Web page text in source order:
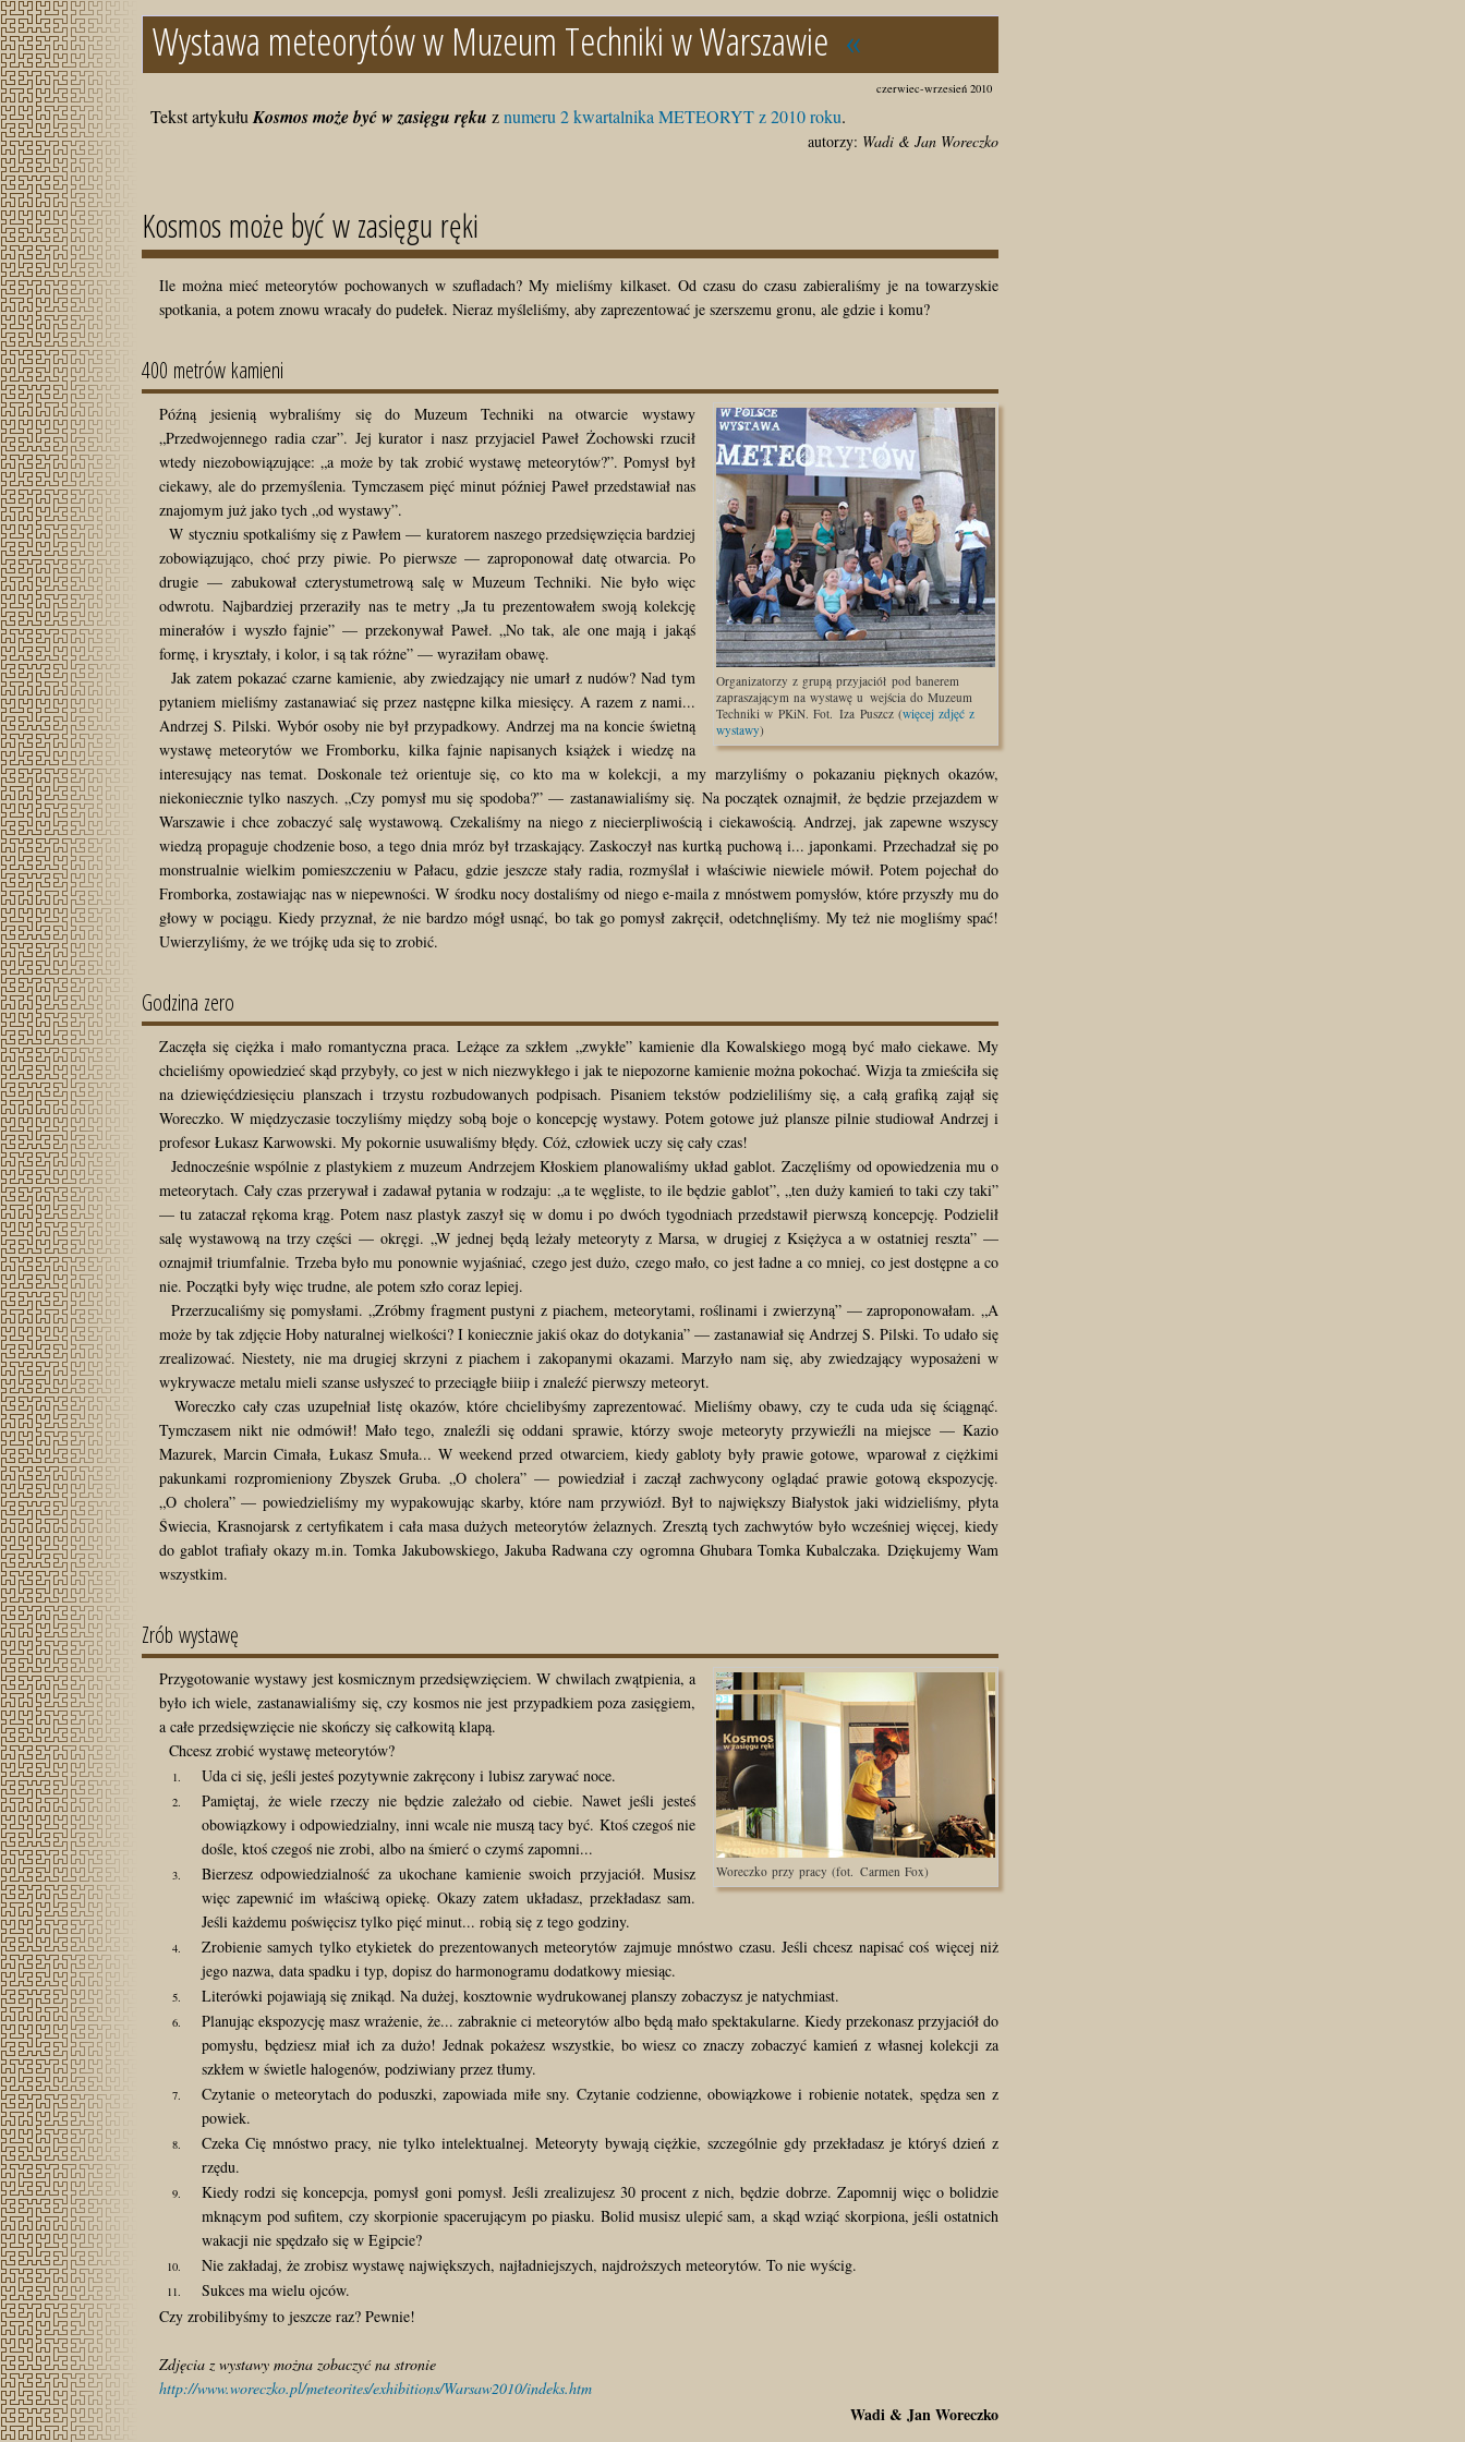
Wystawa meteorytów w Muzeum Techniki w Warszawie «
czerwiec-wrzesień 2010
Tekst artykułu Kosmos może być w zasięgu ręku znumeru 2 kwartalnika METEORYT z 2010 roku.
autorzy: Wadi & Jan Woreczko
Kosmos może być w zasięgu ręki
Ile można mieć meteorytów pochowanych w szufladach? My mieliśmy kilkaset. Od czasu do czasu zabieraliśmy je na towarzyskie
spotkania, a potem znowu wracały do pudełek. Nieraz myśleliśmy, aby zaprezentować je szerszemu gronu, ale gdzie i komu?
400 metrów kamieni
Organizatorzy z grupą przyjaciół pod banerem
zapraszającym na wystawę u wejścia do Muzeum
Techniki w PKiN. Fot. Iza Puszcz (więcej zdjęć z
wystawy)
Późną jesienią wybraliśmy się do Muzeum Techniki na otwarcie wystawy
„Przedwojennego radia czar”. Jej kurator i nasz przyjaciel Paweł Żochowski rzucił
wtedy niezobowiązujące: „a może by tak zrobić wystawę meteorytów?”. Pomysł był
ciekawy, ale do przemyślenia. Tymczasem pięć minut później Paweł przedstawiał nas
znajomym już jako tych „od wystawy”.
W styczniu spotkaliśmy się z Pawłem — kuratorem naszego przedsięwzięcia bardziej
zobowiązująco, choć przy piwie. Po pierwsze — zaproponował datę otwarcia. Po
drugie — zabukował czterystumetrową salę w Muzeum Techniki. Nie było więc
odwrotu. Najbardziej przeraziły nas te metry „Ja tu prezentowałem swoją kolekcję
minerałów i wyszło fajnie” — przekonywał Paweł. „No tak, ale one mają i jakąś
formę, i kryształy, i kolor, i są tak różne” — wyraziłam obawę.
Jak zatem pokazać czarne kamienie, aby zwiedzający nie umarł z nudów? Nad tym
pytaniem mieliśmy zastanawiać się przez następne kilka miesięcy. A razem z nami...
Andrzej S. Pilski. Wybór osoby nie był przypadkowy. Andrzej ma na koncie świetną
wystawę meteorytów we Fromborku, kilka fajnie napisanych książek i wiedzę na
interesujący nas temat. Doskonale też orientuje się, co kto ma w kolekcji, a my marzyliśmy o pokazaniu pięknych okazów,
niekoniecznie tylko naszych. „Czy pomysł mu się spodoba?” — zastanawialiśmy się. Na początek oznajmił, że będzie przejazdem w
Warszawie i chce zobaczyć salę wystawową. Czekaliśmy na niego z niecierpliwością i ciekawością. Andrzej, jak zapewne wszyscy
wiedzą propaguje chodzenie boso, a tego dnia mróz był trzaskający. Zaskoczył nas kurtką puchową i... japonkami. Przechadzał się po
monstrualnie wielkim pomieszczeniu w Pałacu, gdzie jeszcze stały radia, rozmyślał i właściwie niewiele mówił. Potem pojechał do
Fromborka, zostawiając nas w niepewności. W środku nocy dostaliśmy od niego e-maila z mnóstwem pomysłów, które przyszły mu do
głowy w pociągu. Kiedy przyznał, że nie bardzo mógł usnąć, bo tak go pomysł zakręcił, odetchnęliśmy. My też nie mogliśmy spać!
Uwierzyliśmy, że we trójkę uda się to zrobić.
Godzina zero
Zaczęła się ciężka i mało romantyczna praca. Leżące za szkłem „zwykłe” kamienie dla Kowalskiego mogą być mało ciekawe. My
chcieliśmy opowiedzieć skąd przybyły, co jest w nich niezwykłego i jak te niepozorne kamienie można pokochać. Wizja ta zmieściła się
na dziewięćdziesięciu planszach i trzystu rozbudowanych podpisach. Pisaniem tekstów podzieliliśmy się, a całą grafiką zajął się
Woreczko. W międzyczasie toczyliśmy między sobą boje o koncepcję wystawy. Potem gotowe już plansze pilnie studiował Andrzej i
profesor Łukasz Karwowski. My pokornie usuwaliśmy błędy. Cóż, człowiek uczy się cały czas!
Jednocześnie wspólnie z plastykiem z muzeum Andrzejem Kłoskiem planowaliśmy układ gablot. Zaczęliśmy od opowiedzenia mu o
meteorytach. Cały czas przerywał i zadawał pytania w rodzaju: „a te węgliste, to ile będzie gablot”, „ten duży kamień to taki czy taki”
— tu zataczał rękoma krąg. Potem nasz plastyk zaszył się w domu i po dwóch tygodniach przedstawił pierwszą koncepcję. Podzielił
salę wystawową na trzy części — okręgi. „W jednej będą leżały meteoryty z Marsa, w drugiej z Księżyca a w ostatniej reszta” —
oznajmił triumfalnie. Trzeba było mu ponownie wyjaśniać, czego jest dużo, czego mało, co jest ładne a co mniej, co jest dostępne a co
nie. Początki były więc trudne, ale potem szło coraz lepiej.
Przerzucaliśmy się pomysłami. „Zróbmy fragment pustyni z piachem, meteorytami, roślinami i zwierzyną” — zaproponowałam. „A
może by tak zdjęcie Hoby naturalnej wielkości? I koniecznie jakiś okaz do dotykania” — zastanawiał się Andrzej S. Pilski. To udało się
zrealizować. Niestety, nie ma drugiej skrzyni z piachem i zakopanymi okazami. Marzyło nam się, aby zwiedzający wyposażeni w
wykrywacze metalu mieli szanse usłyszeć to przeciągłe biiip i znaleźć pierwszy meteoryt.
Woreczko cały czas uzupełniał listę okazów, które chcielibyśmy zaprezentować. Mieliśmy obawy, czy te cuda uda się ściągnąć.
Tymczasem nikt nie odmówił! Mało tego, znaleźli się oddani sprawie, którzy swoje meteoryty przywieźli na miejsce — Kazio
Mazurek, Marcin Cimała, Łukasz Smuła... W weekend przed otwarciem, kiedy gabloty były prawie gotowe, wparował z ciężkimi
pakunkami rozpromieniony Zbyszek Gruba. „O cholera” — powiedział i zaczął zachwycony oglądać prawie gotową ekspozycję.
„O cholera” — powiedzieliśmy my wypakowując skarby, które nam przywiózł. Był to największy Białystok jaki widzieliśmy, płyta
Świecia, Krasnojarsk z certyfikatem i cała masa dużych meteorytów żelaznych. Zresztą tych zachwytów było wcześniej więcej, kiedy
do gablot trafiały okazy m.in. Tomka Jakubowskiego, Jakuba Radwana czy ogromna Ghubara Tomka Kubalczaka. Dziękujemy Wam
wszystkim.
Zrób wystawę
Woreczko przy pracy (fot. Carmen Fox)
Przygotowanie wystawy jest kosmicznym przedsięwzięciem. W chwilach zwątpienia, a
było ich wiele, zastanawialiśmy się, czy kosmos nie jest przypadkiem poza zasięgiem,
a całe przedsięwzięcie nie skończy się całkowitą klapą.
Chcesz zrobić wystawę meteorytów?
Uda ci się, jeśli jesteś pozytywnie zakręcony i lubisz zarywać noce.
Pamiętaj, że wiele rzeczy nie będzie zależało od ciebie. Nawet jeśli jesteś
obowiązkowy i odpowiedzialny, inni wcale nie muszą tacy być. Ktoś czegoś nie
dośle, ktoś czegoś nie zrobi, albo na śmierć o czymś zapomni...
Bierzesz odpowiedzialność za ukochane kamienie swoich przyjaciół. Musisz
więc zapewnić im właściwą opiekę. Okazy zatem układasz, przekładasz sam.
Jeśli każdemu poświęcisz tylko pięć minut... robią się z tego godziny.
Zrobienie samych tylko etykietek do prezentowanych meteorytów zajmuje mnóstwo czasu. Jeśli chcesz napisać coś więcej niż
jego nazwa, data spadku i typ, dopisz do harmonogramu dodatkowy miesiąc.
Literówki pojawiają się znikąd. Na dużej, kosztownie wydrukowanej planszy zobaczysz je natychmiast.
Planując ekspozycję masz wrażenie, że... zabraknie ci meteorytów albo będą mało spektakularne. Kiedy przekonasz przyjaciół do
pomysłu, będziesz miał ich za dużo! Jednak pokażesz wszystkie, bo wiesz co znaczy zobaczyć kamień z własnej kolekcji za
szkłem w świetle halogenów, podziwiany przez tłumy.
Czytanie o meteorytach do poduszki, zapowiada miłe sny. Czytanie codzienne, obowiązkowe i robienie notatek, spędza sen z
powiek.
Czeka Cię mnóstwo pracy, nie tylko intelektualnej. Meteoryty bywają ciężkie, szczególnie gdy przekładasz je któryś dzień z
rzędu.
Kiedy rodzi się koncepcja, pomysł goni pomysł. Jeśli zrealizujesz 30 procent z nich, będzie dobrze. Zapomnij więc o bolidzie
mknącym pod sufitem, czy skorpionie spacerującym po piasku. Bolid musisz ulepić sam, a skąd wziąć skorpiona, jeśli ostatnich
wakacji nie spędzało się w Egipcie?
Nie zakładaj, że zrobisz wystawę największych, najładniejszych, najdroższych meteorytów. To nie wyścig.
Sukces ma wielu ojców.
Czy zrobilibyśmy to jeszcze raz? Pewnie!
Zdjęcia z wystawy można zobaczyć na stronie
http://www.woreczko.pl/meteorites/exhibitions/Warsaw2010/indeks.htm
Wadi & Jan Woreczko